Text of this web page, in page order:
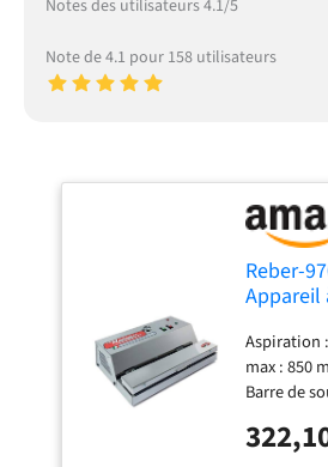
Notes des utilisateurs 4.1/5
Note de 4.1 pour 158 utilisateurs
Reber-
Appareil
30,-
Inox
Aspiration
max : 850
Barre de